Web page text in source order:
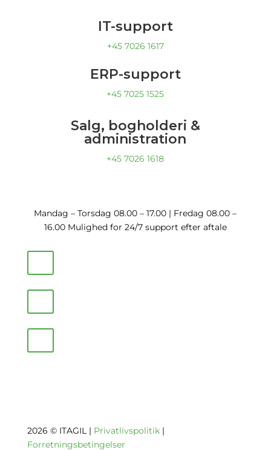
IT-support
+45 7026 1617
ERP-support
+45 7025 1525
Salg, bogholderi &
administration
+45 7026 1618
Mandag – Torsdag 08.00 – 17.00 | Fredag 08.00 –
16.00 Mulighed for 24/7 support efter aftale
2026 © ITAGIL | Privatlivspolitik|
Forretningsbetingelser